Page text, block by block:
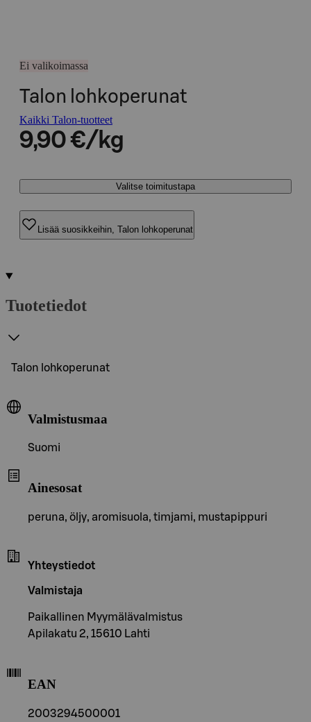
Ei valikoimassa
Talon lohkoperunat
Kaikki Talon-tuotteet
9,90 €/kg
Valitse toimitustapa
Lisää suosikkeihin, Talon lohkoperunat
Tuotetiedot
Talon lohkoperunat
Valmistusmaa
Suomi
Ainesosat
peruna, öljy, aromisuola, timjami, mustapippuri
Yhteystiedot
Valmistaja
Paikallinen Myymälävalmistus
Apilakatu 2, 15610 Lahti
EAN
2003294500001